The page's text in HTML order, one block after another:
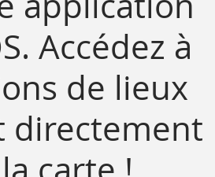
Accédez à
de lieux
directement